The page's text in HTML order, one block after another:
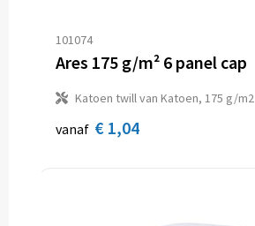
101074
Ares 175 g/m² 6 panel cap
Katoen twill van Katoen, 175 g/m2
vanaf € 1,04